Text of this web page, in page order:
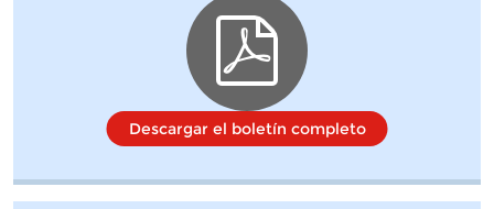
Descargar el boletín completo